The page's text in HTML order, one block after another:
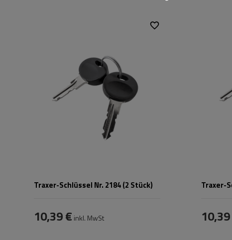
Traxer-Schlüssel Nr. 2184 (2 Stück)
10,39 € inkl. MwSt
Traxer-